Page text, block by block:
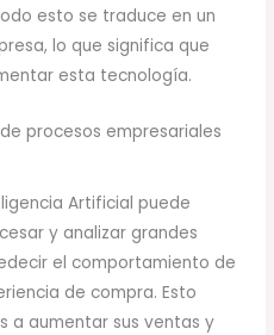
esto se traduce en un
lo que significa que
esta tecnología.
procesos empresariales
Artificial puede
y analizar grandes
el comportamiento de
de compra. Esto
a aumentar sus ventas y